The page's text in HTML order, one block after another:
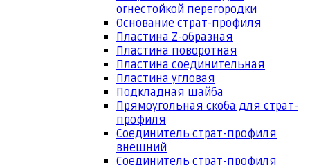
огнестойкой перегородки
Основание страт-профиля
Пластина Z-образная
Пластина поворотная
Пластина соединительная
Пластина угловая
Подкладная шайба
Прямоугольная скоба для страт-
профиля
Соединитель страт-профиля
внешний
Соединитель страт-профиля